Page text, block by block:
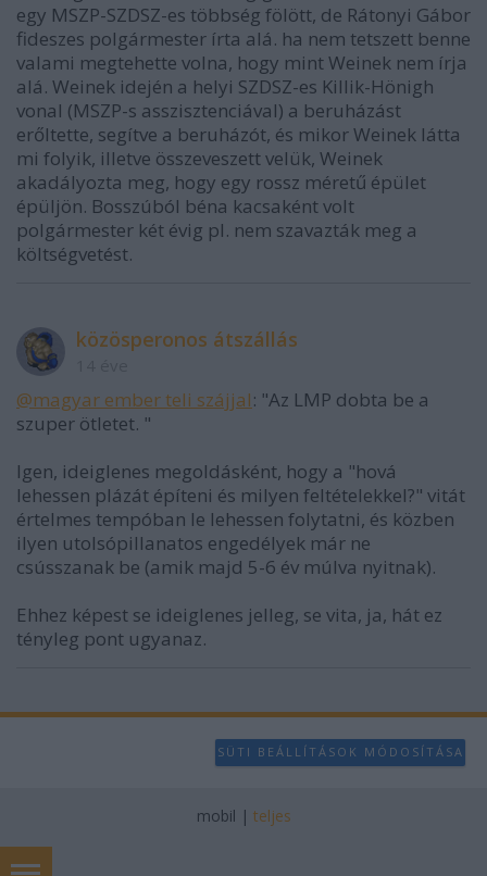
egy MSZP-SZDSZ-es többség fölött, de Rátonyi Gábor
fideszes polgármester írta alá. ha nem tetszett benne
valami megtehette volna, hogy mint Weinek nem írja
alá. Weinek idején a helyi SZDSZ-es Killik-Hönigh
vonal (MSZP-s asszisztenciával) a beruházást
erőltette, segítve a beruházót, és mikor Weinek látta
mi folyik, illetve összeveszett velük, Weinek
akadályozta meg, hogy egy rossz méretű épület
épüljön. Bosszúból béna kacsaként volt
polgármester két évig pl. nem szavazták meg a
költségvetést.
közösperonos átszállás
@magyar ember teli szájjal: "Az LMP dobta be a
szuper ötletet. "
Igen, ideiglenes megoldásként, hogy a "hová
lehessen plázát építeni és milyen feltételekkel?" vitát
értelmes tempóban le lehessen folytatni, és közben
ilyen utolsópillanatos engedélyek már ne
csússzanak be (amik majd 5-6 év múlva nyitnak).
Ehhez képest se ideiglenes jelleg, se vita, ja, hát ez
tényleg pont ugyanaz.
SÜTI BEÁLLÍTÁSOK MÓDOSÍTÁSA
mobil | teljes